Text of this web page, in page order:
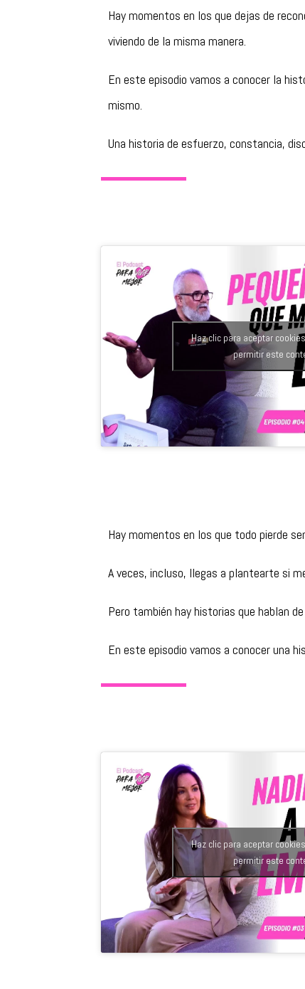
Hay momentos en los que dejas de
viviendo de la misma manera.
En este episodio vamos a conocer la
mismo.
Una historia de esfuerzo, constancia,
Haz clic para aceptar
permitir este
Hay momentos en los que todo pierde
A veces, incluso, llegas a plantearte si
Pero también hay historias que hablan
En este episodio vamos a conocer una
Haz clic para aceptar
permitir este